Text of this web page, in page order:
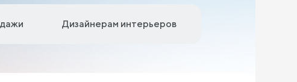
Дизайнерам интерьеров